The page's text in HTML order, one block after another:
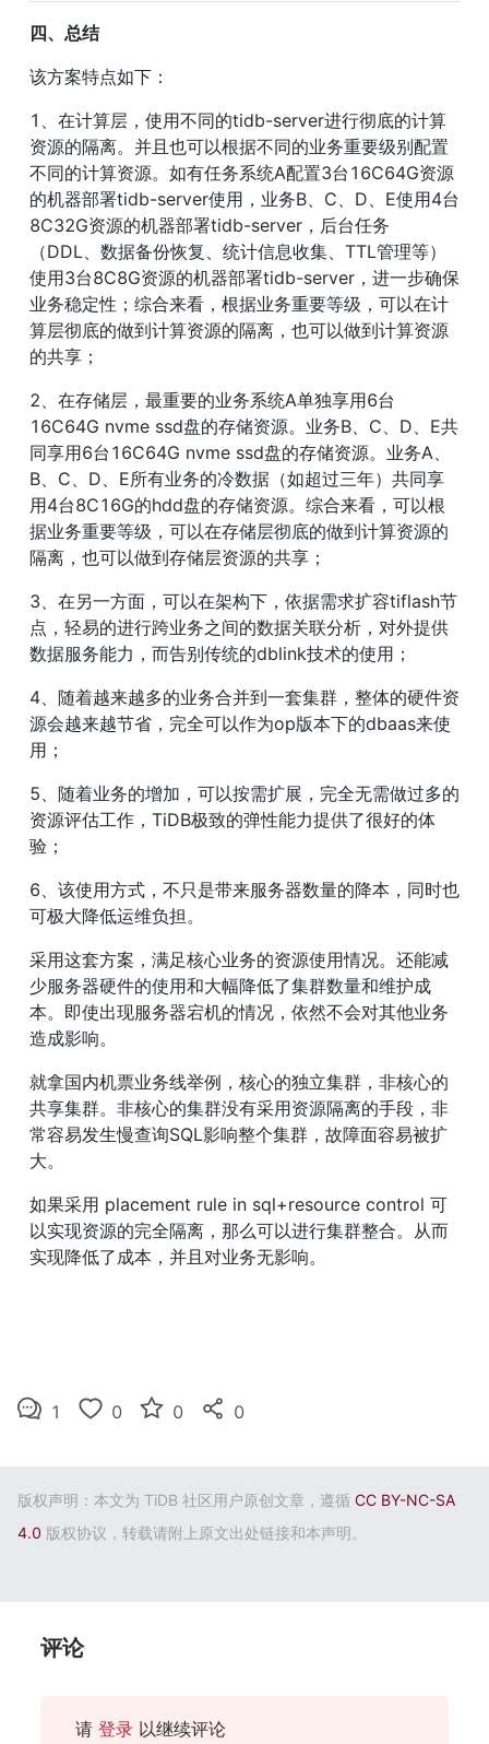
四、总结
该方案特点如下：
1、在计算层，使用不同的tidb-server进行彻底的计算
资源的隔离。并且也可以根据不同的业务重要级别配置
不同的计算资源。如有任务系统A配置3台16C64G资源
的机器部署tidb-server使用，业务B、C、D、E使用4台
8C32G资源的机器部署tidb-server，后台任务
（DDL、数据备份恢复、统计信息收集、TTL管理等）
使用3台8C8G资源的机器部署tidb-server，进一步确保
业务稳定性；综合来看，根据业务重要等级，可以在计
算层彻底的做到计算资源的隔离，也可以做到计算资源
的共享；
2、在存储层，最重要的业务系统A单独享用6台
16C64G nvme ssd盘的存储资源。业务B、C、D、E共
同享用6台16C64G nvme ssd盘的存储资源。业务A、
B、C、D、E所有业务的冷数据（如超过三年）共同享
用4台8C16G的hdd盘的存储资源。综合来看，可以根
据业务重要等级，可以在存储层彻底的做到计算资源的
隔离，也可以做到存储层资源的共享；
3、在另一方面，可以在架构下，依据需求扩容tiflash节
点，轻易的进行跨业务之间的数据关联分析，对外提供
数据服务能力，而告别传统的dblink技术的使用；
4、随着越来越多的业务合并到一套集群，整体的硬件资
源会越来越节省，完全可以作为op版本下的dbaas来使
用；
5、随着业务的增加，可以按需扩展，完全无需做过多的
资源评估工作，TiDB极致的弹性能力提供了很好的体
验；
6、该使用方式，不只是带来服务器数量的降本，同时也
可极大降低运维负担。
采用这套方案，满足核心业务的资源使用情况。还能减
少服务器硬件的使用和大幅降低了集群数量和维护成
本。即使出现服务器宕机的情况，依然不会对其他业务
造成影响。
就拿国内机票业务线举例，核心的独立集群，非核心的
共享集群。非核心的集群没有采用资源隔离的手段，非
常容易发生慢查询SQL影响整个集群，故障面容易被扩
大。
如果采用 placement rule in sql+resource control 可
以实现资源的完全隔离，那么可以进行集群整合。从而
实现降低了成本，并且对业务无影响。
1 0 0 0
版权声明：本文为 TiDB 社区用户原创文章，遵循 CC BY-NC-SA
4.0 版权协议，转载请附上原文出处链接和本声明。
评论
请 登录 以继续评论